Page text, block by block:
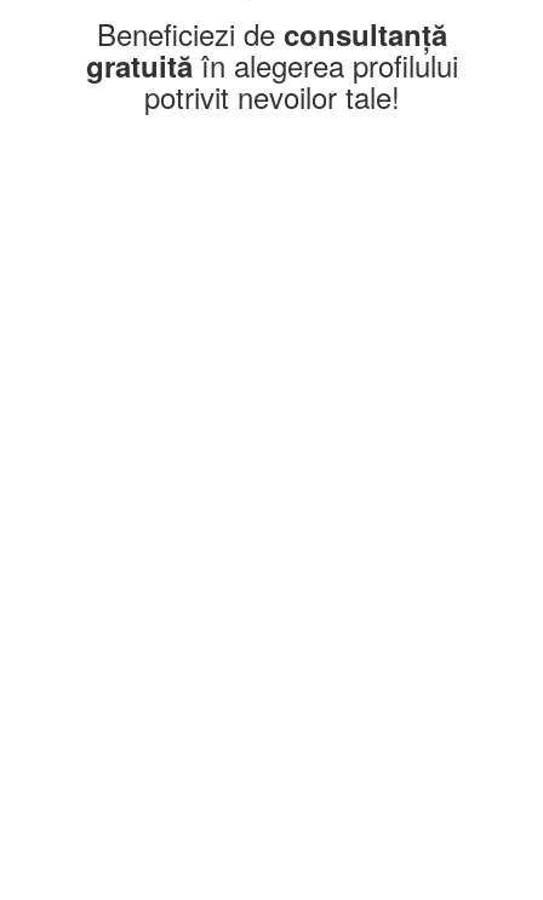
Beneficiezi de consultanță
gratuităîn alegerea profilului
potrivit nevoilor tale!